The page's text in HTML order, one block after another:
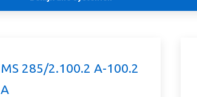
MS 285/2.100.2 A-100.2
A